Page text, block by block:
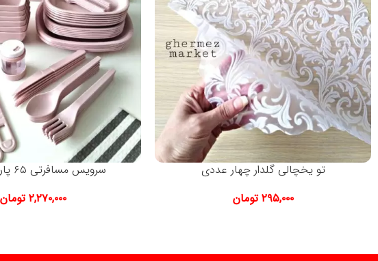
تو یخچالی گلدار چهار عددی
۲۹۵,۰۰۰ تومان
سرویس مسافرتی ۶۵ پارچه باربارا
۲,۲۷۰,۰۰۰ تومان